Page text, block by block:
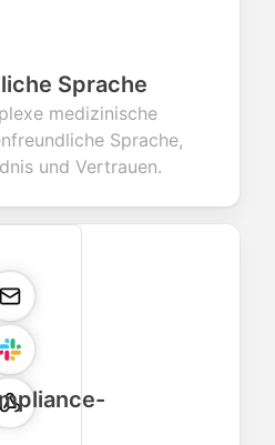
Sprache
medizinische
Sprache,
und Vertrauen.